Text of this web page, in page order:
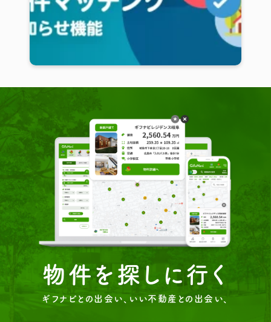
物件を探しに行く
ギフナビとの出会い、いい不動産との出会い、